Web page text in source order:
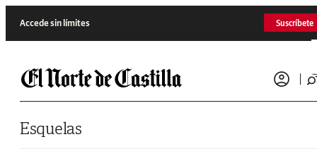
Accede sin límites Suscríbete
Esquelas